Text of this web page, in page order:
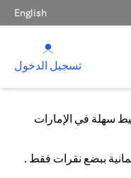
English
تسجيل الدخول
سهلة في الإمارات